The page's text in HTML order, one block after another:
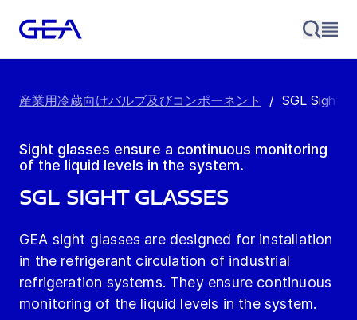
産業用冷蔵向けバルブ及びコンポーネント / SGL Sight
Sight glasses ensure a continuous monitoring
of the liquid levels in the system.
SGL Sight Glasses
GEA sight glasses are designed for installation
in the refrigerant circulation of industrial
refrigeration systems. They ensure continuous
monitoring of the liquid levels in the system.